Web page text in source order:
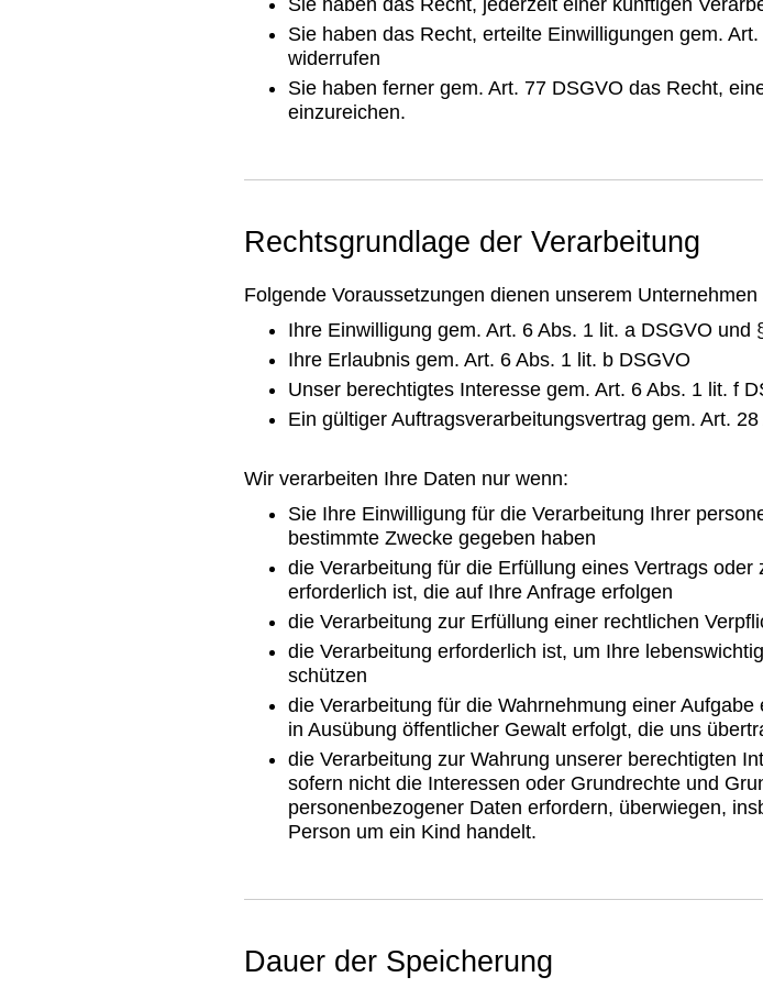
Sie haben das Recht, erteilte Einwilligungen gem.
widerrufen
Sie haben ferner gem. Art. 77 DSGVO das Recht,
einzureichen.
Rechtsgrundlage der Verarbeitung
Folgende Voraussetzungen dienen unserem
Ihre Einwilligung gem. Art. 6 Abs. 1 lit. a DSGVO und
Ihre Erlaubnis gem. Art. 6 Abs. 1 lit. b DSGVO
Unser berechtigtes Interesse gem. Art. 6 Abs. 1 lit. f
Ein gültiger Auftragsverarbeitungsvertrag gem. Art.
Wir verarbeiten Ihre Daten nur wenn:
Sie Ihre Einwilligung für die Verarbeitung Ihrer
bestimmte Zwecke gegeben haben
die Verarbeitung für die Erfüllung eines Vertrags
erforderlich ist, die auf Ihre Anfrage erfolgen
die Verarbeitung zur Erfüllung einer rechtlichen
die Verarbeitung erforderlich ist, um Ihre
schützen
die Verarbeitung für die Wahrnehmung einer
in Ausübung öffentlicher Gewalt erfolgt, die uns
die Verarbeitung zur Wahrung unserer berechtigten
sofern nicht die Interessen oder Grundrechte und
personenbezogener Daten erfordern, überwiegen,
Person um ein Kind handelt.
Dauer der Speicherung